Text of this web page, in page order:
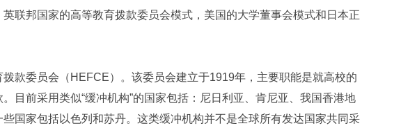
联邦国家的高等教育拨款委员会模式，美国的大学董事会模式和日本正
款委员会（HEFCE）。该委员会建立于1919年，主要职能是就高校的
目前采用类似“缓冲机构”的国家包括：尼日利亚、肯尼亚、我国香港地
国家包括以色列和苏丹。这类缓冲机构并不是全球所有发达国家共同采